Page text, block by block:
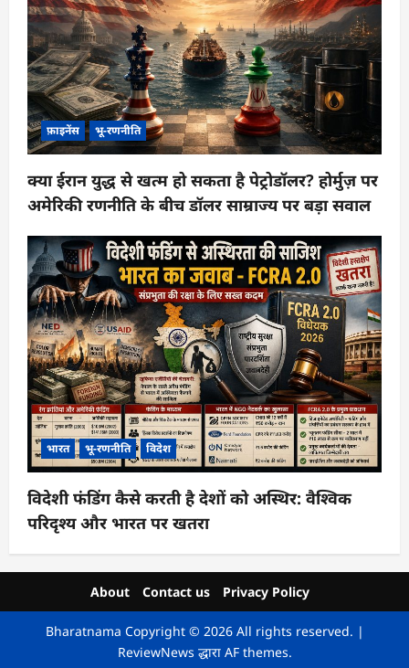
फ़ाइनेंस भू-रणनीति
क्या ईरान युद्ध से खत्म हो सकता है पेट्रोडॉलर? होर्मुज़ पर
अमेरिकी रणनीति के बीच डॉलर साम्राज्य पर बड़ा सवाल
भारत भू-रणनीति विदेश
विदेशी फंडिंग कैसे करती है देशों को अस्थिर: वैश्विक
परिदृश्य और भारत पर खतरा
About Contact us Privacy Policy
Bharatnama Copyright © 2026 All rights reserved. |
ReviewNews द्धारा AF themes.